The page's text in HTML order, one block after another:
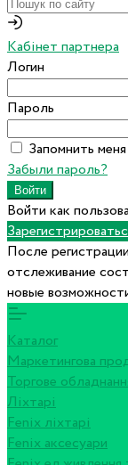
Кабінет партнера
Логин
Пароль
Запомнить меня
Забыли пароль?
Войти как
После
отслеживание
новые
Каталог
Маркетингова
Торгове
Ліхтарі
Fenix ліхтарі
Fenix аксесуари